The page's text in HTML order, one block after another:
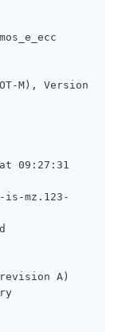
M), Version
09:27:31
mz.123-
A)